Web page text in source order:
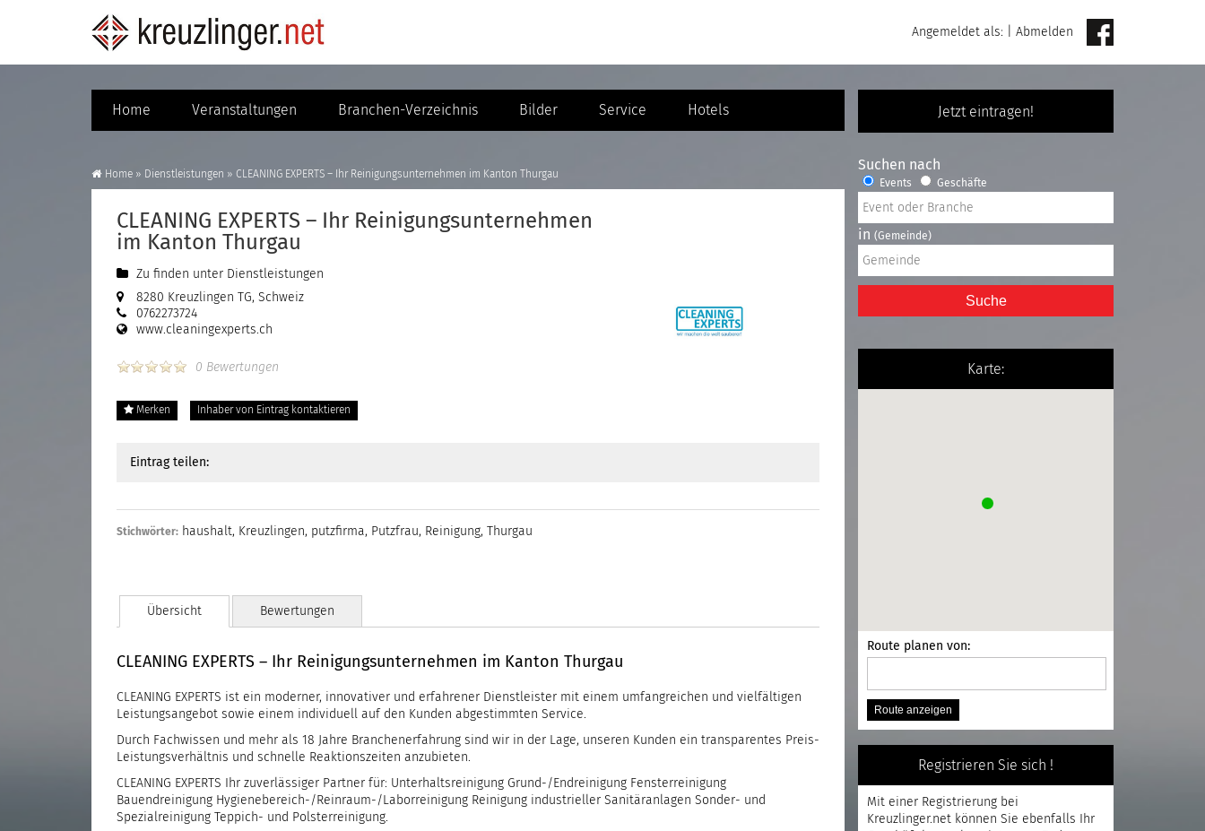
Angemeldet als: Abmelden
Jetzt eintragen!
Home Veranstaltungen Branchen-Verzeichnis Bilder Service Hotels
Home » Dienstleistungen » CLEANING EXPERTS – Ihr Reinigungsunternehmen im Kanton Thurgau
CLEANING EXPERTS – Ihr Reinigungsunternehmen
im Kanton Thurgau
Zu finden unter Dienstleistungen
8280 Kreuzlingen TG, Schweiz
0762273724
www.cleaningexperts.ch
0 Bewertungen
Merken Inhaber von Eintrag kontaktieren
Eintrag teilen:
Stichwörter: haushalt, Kreuzlingen, putzfirma, Putzfrau, Reinigung, Thurgau
Übersicht Bewertungen
CLEANING EXPERTS – Ihr Reinigungsunternehmen im Kanton Thurgau
CLEANING EXPERTS ist ein moderner, innovativer und erfahrener Dienstleister mit einem umfangreichen und vielfältigen
Leistungsangebot sowie einem individuell auf den Kunden abgestimmten Service.
Durch Fachwissen und mehr als 18 Jahre Branchenerfahrung sind wir in der Lage, unseren Kunden ein transparentes Preis-
Leistungsverhältnis und schnelle Reaktionszeiten anzubieten.
CLEANING EXPERTS Ihr zuverlässiger Partner für: Unterhaltsreinigung Grund-/Endreinigung Fensterreinigung
Bauendreinigung Hygienebereich-/Reinraum-/Laborreinigung Reinigung industrieller Sanitäranlagen Sonder- und
Spezialreinigung Teppich- und Polsterreinigung.
Suchen nach
Events Geschäfte
in (Gemeinde)
Suche
Karte:
Route planen von:
Registrieren Sie sich !
Mit einer Registrierung bei
Kreuzlinger.net können Sie ebenfalls Ihr